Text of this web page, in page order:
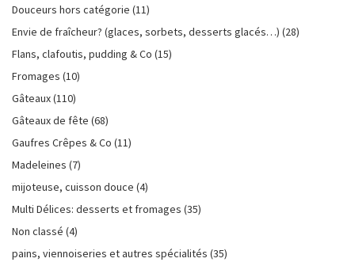
Douceurs hors catégorie (11)
Envie de fraîcheur? (glaces, sorbets, desserts glacés…) (28)
Flans, clafoutis, pudding & Co (15)
Fromages (10)
Gâteaux(110)
Gâteaux de fête (68)
Gaufres Crêpes & Co (11)
Madeleines (7)
mijoteuse, cuisson douce (4)
Multi Délices: desserts et fromages (35)
Non classé (4)
pains, viennoiseries et autres spécialités (35)